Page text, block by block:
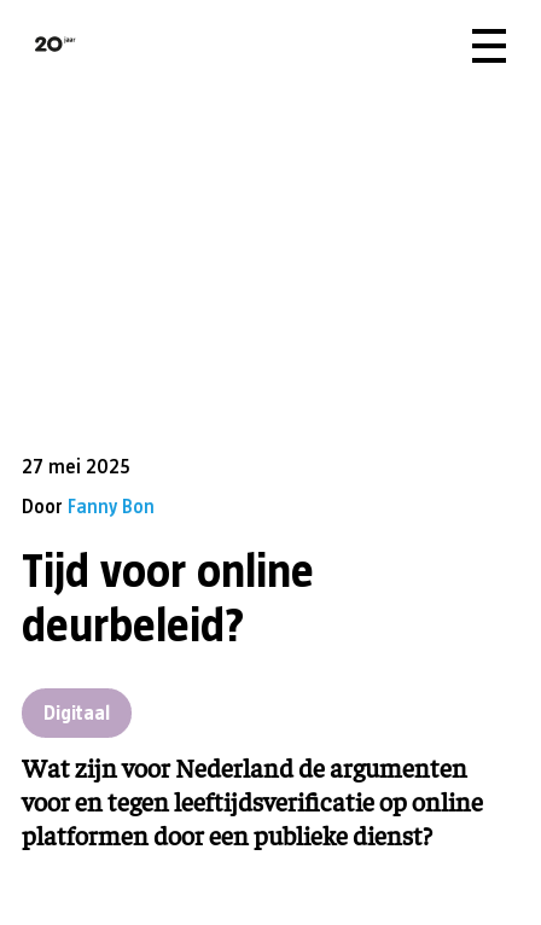
27 mei 2025
Door Fanny Bon
Tijd voor online
deurbeleid?
Digitaal
Wat zijn voor Nederland de argumenten
voor en tegen leeftijdsverificatie op online
platformen door een publieke dienst?